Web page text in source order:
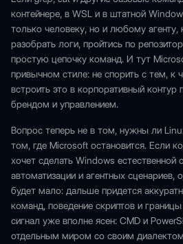
контейнере, в WSL и в штатной
только человеку, но и любому агенту,
разобрать логи, пройтись по
простую цепочку команд. И тут
привычном стиле: не спорить с тем, к
встроить это в корпоративный контур
брендом и управлением.
Вопрос теперь не в том, нужны ли
том, где Microsoft остановится. Если
хочет сделать Windows естественной
автоматизации и агентных сценариев,
будет мало: дальше придется
команд, поведение скриптов и
сигнал уже вполне ясен: CMD и
отдельным миром со своим